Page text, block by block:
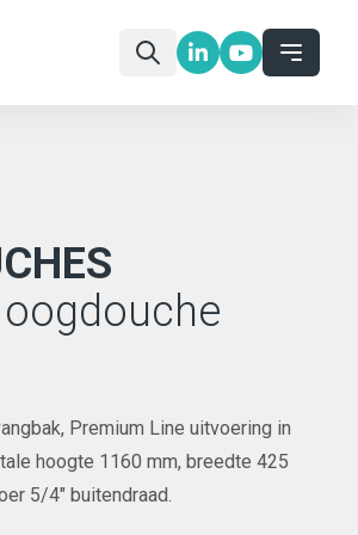
Premium Line uitvoering in
hoogte 1160 mm, breedte 425
5/4" buitendraad.